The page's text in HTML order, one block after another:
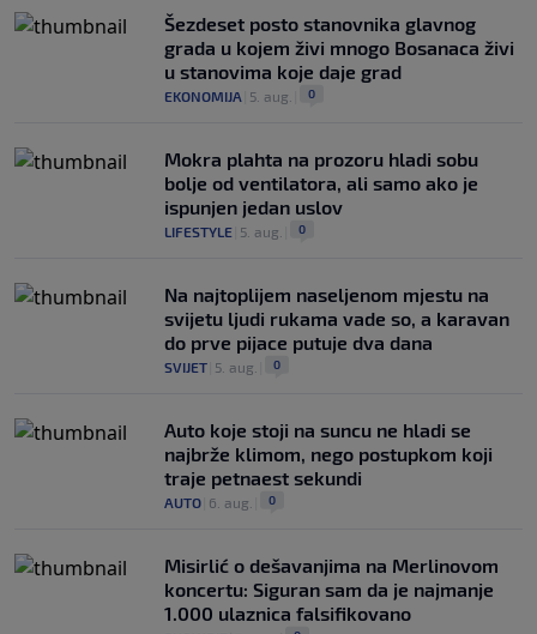
Šezdeset posto stanovnika glavnog
grada u kojem živi mnogo Bosanaca živi
u stanovima koje daje grad
EKONOMIJA 5. aug. 0
Mokra plahta na prozoru hladi sobu
bolje od ventilatora, ali samo ako je
ispunjen jedan uslov
LIFESTYLE 5. aug. 0
Na najtoplijem naseljenom mjestu na
svijetu ljudi rukama vade so, a karavan
do prve pijace putuje dva dana
SVIJET 5. aug. 0
Auto koje stoji na suncu ne hladi se
najbrže klimom, nego postupkom koji
traje petnaest sekundi
AUTO 6. aug. 0
Misirlić o dešavanjima na Merlinovom
koncertu: Siguran sam da je najmanje
1.000 ulaznica falsifikovano